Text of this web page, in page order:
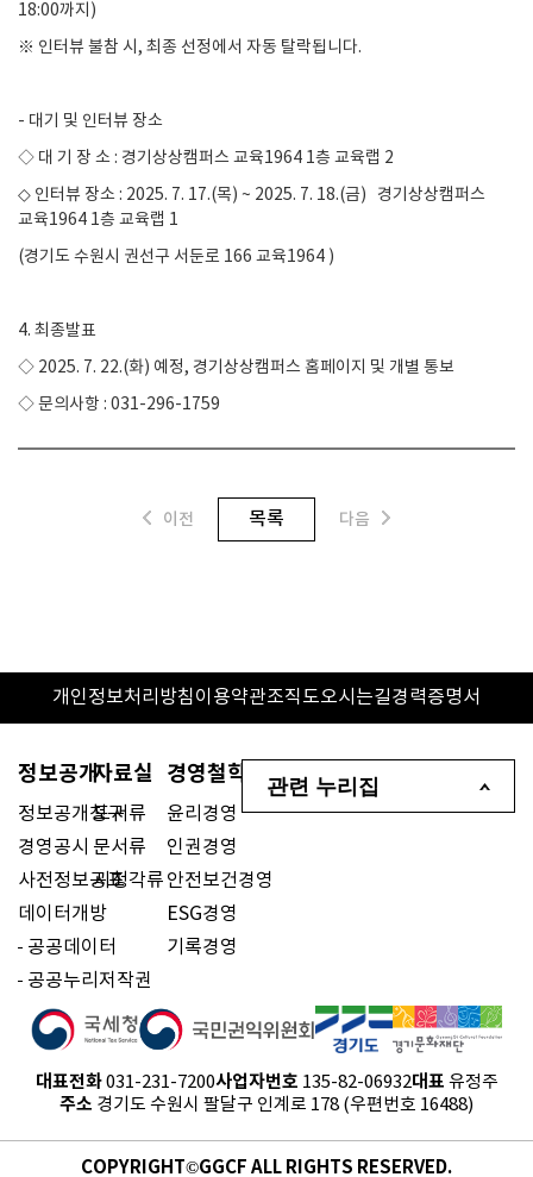
18:00까지)
※ 인터뷰 불참 시 , 최종 선정에서 자동 탈락됩니다.
- 대기 및 인터뷰 장소
◇ 대 기 장 소: 경기상상캠퍼스 교육1964 1층 교육랩 2
◇ 인터뷰 장소 : 2025. 7. 17.(목) ~ 2025. 7. 18.(금) 경기상상캠퍼스
교육1964 1층 교육랩 1
(경기도 수원시 권선구 서둔로 166 교육1964 )
4. 최종발표
◇ 2025. 7. 22.(화) 예정, 경기상상캠퍼스 홈페이지 및 개별 통보
◇ 문의사항 : 031-296-1759
이전 목록 다음
개인정보처리방침이용약관조직도오시는길경력증명서
대표전화 031-231-7200사업자번호 135-82-06932대표 유정주
주소 경기도 수원시 팔달구 인계로 178 (우편번호 16488)
정보공개
정보공개청구
경영공시
사전정보공표
데이터개방
공공데이터
공공누리저작권
자료실
도서류
문서류
시청각류
경영철학
윤리경영
인권경영
안전보건경영
ESG경영
기록경영
관련 누리집
COPYRIGHT©GGCF ALL RIGHTS RESERVED.